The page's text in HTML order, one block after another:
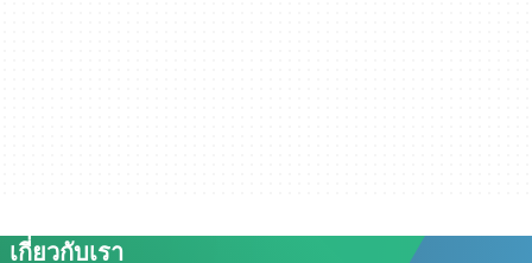
เกี่ยวกับเรา